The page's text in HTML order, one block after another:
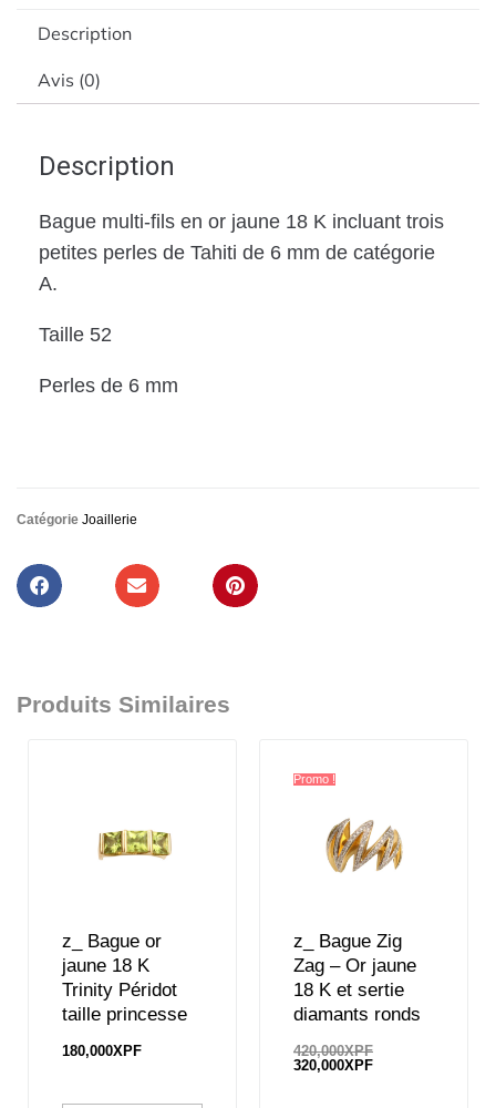
Description
Avis (0)
Description
Bague multi-fils en or jaune 18 K incluant trois
petites perles de Tahiti de 6 mm de catégorie
A.
Taille 52
Perles de 6 mm
Catégorie Joaillerie
Produits Similaires
z_ Bague or
jaune 18 K
Trinity Péridot
taille princesse
180,000XPF
Promo !
z_ Bague Zig
Zag – Or jaune
18 K et sertie
diamants ronds
420,000XPF
320,000XPF